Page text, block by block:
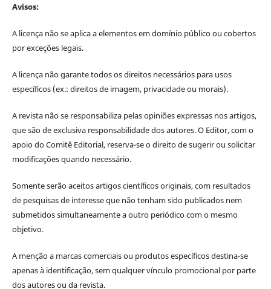
Avisos:
A licença não se aplica a elementos em domínio público ou cobertos
por exceções legais.
A licença não garante todos os direitos necessários para usos
específicos (ex.: direitos de imagem, privacidade ou morais).
A revista não se responsabiliza pelas opiniões expressas nos artigos,
que são de exclusiva responsabilidade dos autores. O Editor, com o
apoio do Comitê Editorial, reserva-se o direito de sugerir ou solicitar
modificações quando necessário.
Somente serão aceitos artigos científicos originais, com resultados
de pesquisas de interesse que não tenham sido publicados nem
submetidos simultaneamente a outro periódico com o mesmo
objetivo.
A menção a marcas comerciais ou produtos específicos destina-se
apenas à identificação, sem qualquer vínculo promocional por parte
dos autores ou da revista.